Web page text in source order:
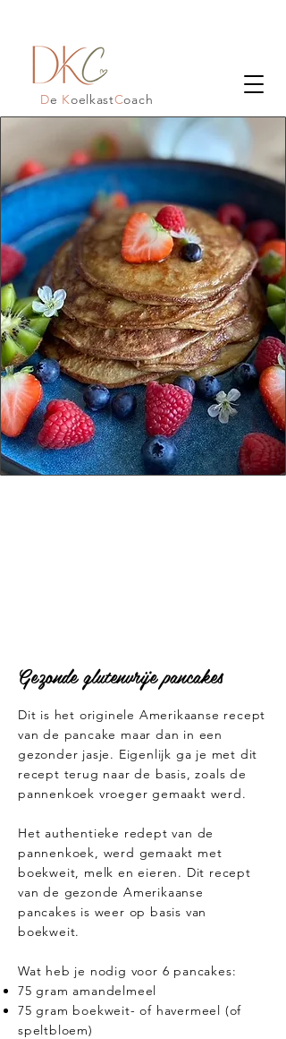
De KoelkastCoach
Gezonde glutenvrije pancakes
Dit is het originele Amerikaanse recept
van de pancake maar dan in een
gezonder jasje. Eigenlijk ga je met dit
recept terug naar de basis, zoals de
pannenkoek vroeger gemaakt werd.
Het authentieke redept van de
pannenkoek, werd gemaakt met
boekweit, melk en eieren. Dit recept
van de gezonde Amerikaanse
pancakes is weer op basis van
boekweit.
Wat heb je nodig voor 6 pancakes:
75 gram amandelmeel
75 gram boekweit- of havermeel (of
speltbloem)